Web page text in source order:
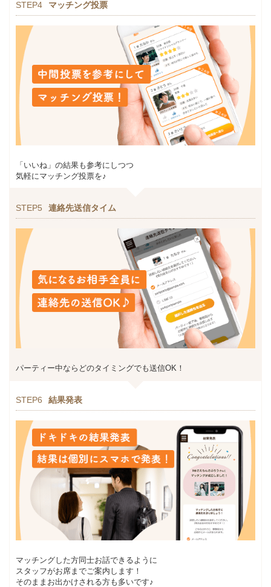
STEP4 マッチング投票
「いいね」の結果も参考にしつつ
気軽にマッチング投票を♪
STEP5 連絡先送信タイム
パーティー中ならどのタイミングでも送信OK！
STEP6 結果発表
マッチングした方同士お話できるように
スタッフがお席までご案内します！
そのままお出かけされる方も多いです♪